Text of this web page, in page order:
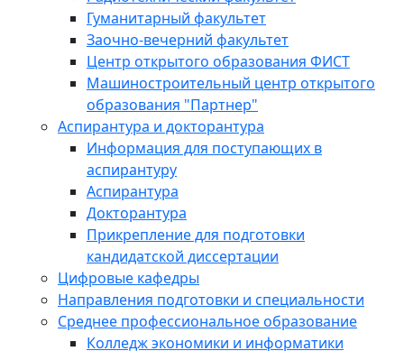
Гуманитарный факультет
Заочно-вечерний факультет
Центр открытого образования ФИСТ
Машиностроительный центр открытого
образования "Партнер"
Аспирантура и докторантура
Информация для поступающих в
аспирантуру
Аспирантура
Докторантура
Прикрепление для подготовки
кандидатской диссертации
Цифровые кафедры
Направления подготовки и специальности
Среднее профессиональное образование
Колледж экономики и информатики